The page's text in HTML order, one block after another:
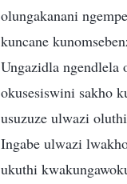
olungakanani
kuncane
Ungazidla ngendlela
okusesiswini sakho
usuzuze ulwazi
Ingabe ulwazi
ukuthi